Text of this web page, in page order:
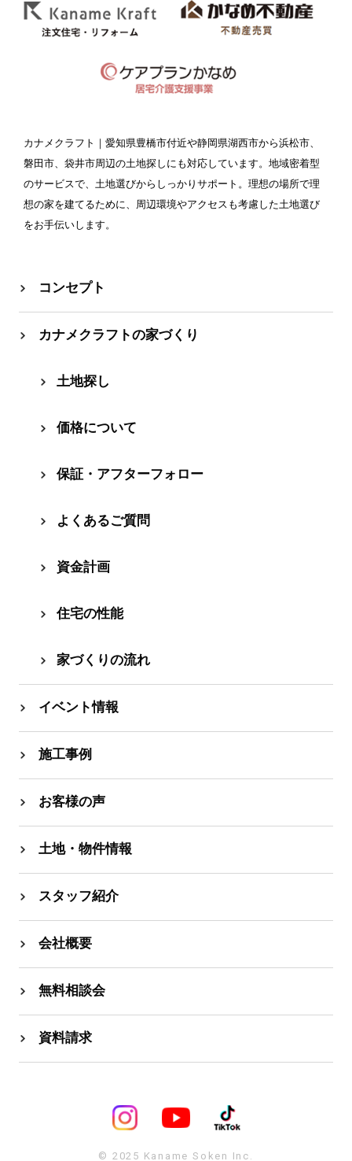
カナメクラフト ｜愛知県豊橋市付近や静岡県湖西市から浜松市、
磐田市、袋井市周辺の土地探しにも対応しています。地域密着型
のサービスで、土地選びからしっかりサポート。理想の場所で理
想の家を建てるために、周辺環境やアクセスも考慮した土地選び
をお手伝いします。
コンセプト
カナメクラフトの家づくり
⼟地探し
価格について
保証・アフターフォロー
よくあるご質問
資⾦計画
住宅の性能
家づくりの流れ
イベント情報
施工事例
お客様の声
土地・物件情報
スタッフ紹介
会社概要
無料相談会
資料請求
© 2025 Kaname Soken Inc.